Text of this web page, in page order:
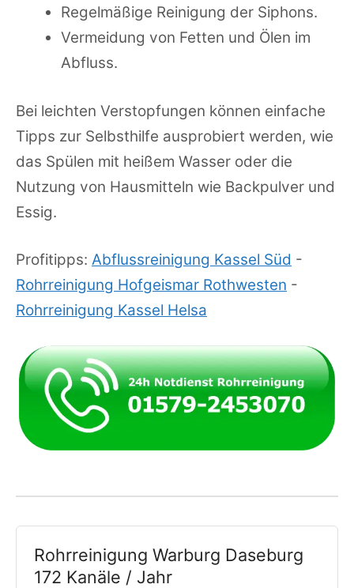
Regelmäßige Reinigung der Siphons.
Vermeidung von Fetten und Ölen im
Abfluss.
Bei leichten Verstopfungen können einfache
Tipps zur Selbsthilfe ausprobiert werden, wie
das Spülen mit heißem Wasser oder die
Nutzung von Hausmitteln wie Backpulver und
Essig.
Profitipps: Abflussreinigung Kassel Süd -
Rohrreinigung Hofgeismar Rothwesten -
Rohrreinigung Kassel Helsa
Rohrreinigung Warburg Daseburg
172 Kanäle / Jahr